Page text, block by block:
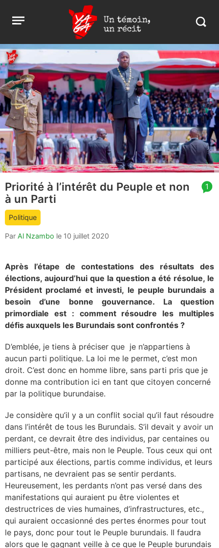
Open
menu
Yaga
Burundi
Search
article
comment
count
1
Priorité à l’intérêt du Peuple et non
à un Parti
Politique
Par Al Nzambo le 10 juillet 2020
Après l’étape de contestations des résultats des
élections, aujourd’hui que la question a été résolue, le
Président proclamé et investi, le peuple burundais a
besoin d’une bonne gouvernance. La question
primordiale est : comment résoudre les multiples
défis auxquels les Burundais sont confrontés ?
D’emblée, je tiens à préciser que je n’appartiens à
aucun parti politique. La loi me le permet, c’est mon
droit. C’est donc en homme libre, sans parti pris que je
donne ma contribution ici en tant que citoyen concerné
par la politique burundaise.
Je considère qu’il y a un conflit social qu’il faut résoudre
dans l’intérêt de tous les Burundais. S’il devait y avoir un
perdant, ce devrait être des individus, par centaines ou
milliers peut-être, mais non le Peuple. Tous ceux qui ont
participé aux élections, partis comme individus, et leurs
partisans, ne devraient pas se sentir perdants.
Heureusement, les perdants n’ont pas versé dans des
manifestations qui auraient pu être violentes et
destructrices de vies humaines, d’infrastructures, etc.,
qui auraient occasionné des pertes énormes pour tout
le pays, donc pour tout le Peuple burundais. Il faudra
alors que le gagnant veille à ce que le Peuple burundais